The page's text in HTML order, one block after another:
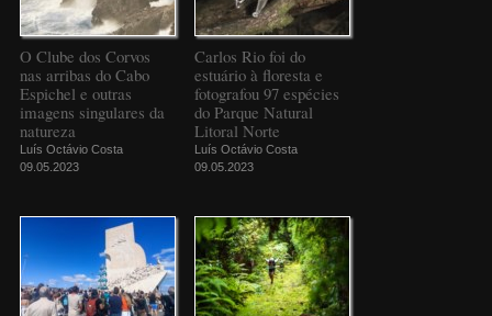
O Clube dos Corvos
nas arribas do Cabo
Espichel e outras
imagens singulares da
natureza
Luís Octávio Costa
09.05.2023
Carlos Rio foi do
estuário à floresta e
fotografou 97 espécies
do Parque Natural
Litoral Norte
Luís Octávio Costa
09.05.2023